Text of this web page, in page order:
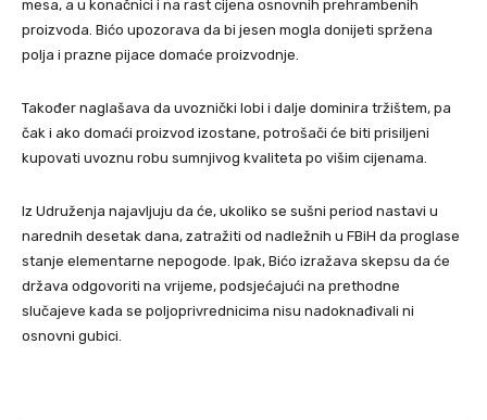
mesa, a u konačnici i na rast cijena osnovnih prehrambenih
proizvoda. Bićo upozorava da bi jesen mogla donijeti spržena
polja i prazne pijace domaće proizvodnje.
Također naglašava da uvoznički lobi i dalje dominira tržištem, pa
čak i ako domaći proizvod izostane, potrošači će biti prisiljeni
kupovati uvoznu robu sumnjivog kvaliteta po višim cijenama.
Iz Udruženja najavljuju da će, ukoliko se sušni period nastavi u
narednih desetak dana, zatražiti od nadležnih u FBiH da proglase
stanje elementarne nepogode. Ipak, Bićo izražava skepsu da će
država odgovoriti na vrijeme, podsjećajući na prethodne
slučajeve kada se poljoprivrednicima nisu nadoknađivali ni
osnovni gubici.